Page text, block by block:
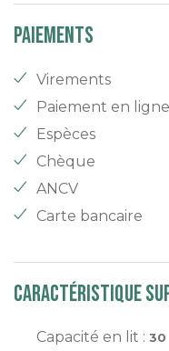
Paiements
Virements
Paiement en ligne
Espèces
Chèque
ANCV
Carte bancaire
Caractéristique
Capacité en lit : 30